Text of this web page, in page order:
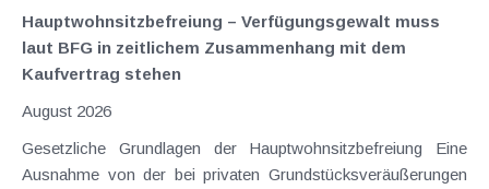
Hauptwohnsitz​­befreiung – Verfügungsgewalt muss
laut BFG in zeitlichem Zusammenhang mit dem
Kaufvertrag stehen
August 2026
Gesetzliche Grundlagen der Hauptwohnsitzbefreiung Eine
Ausnahme von der bei privaten Grundstücksveräußerungen